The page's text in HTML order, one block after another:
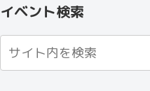
イベント検索